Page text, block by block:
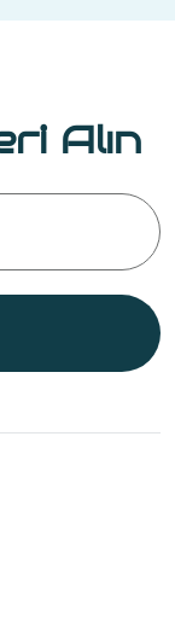
Alın